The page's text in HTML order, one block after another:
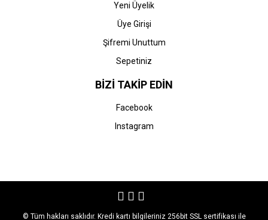
Yeni Üyelik
Üye Girişi
Şifremi Unuttum
Sepetiniz
BİZİ TAKİP EDİN
Facebook
Instagram
© Tüm hakları saklıdır. Kredi kartı bilgileriniz 256bit SSL sertifikası ile